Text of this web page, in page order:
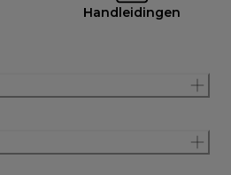
Handleidingen